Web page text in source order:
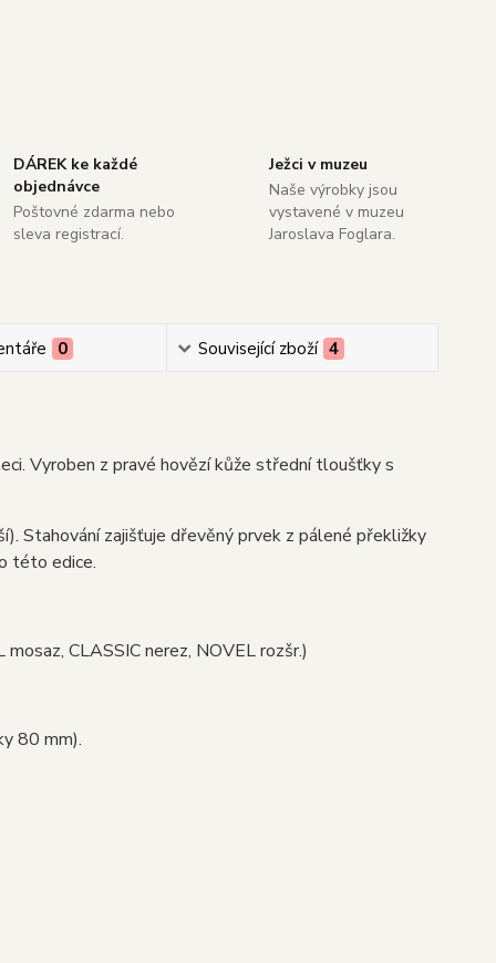
DÁREK ke každé
objednávce
Poštovné zdarma nebo
sleva registrací.
Ježci v muzeu
Naše výrobky jsou
vystavené v muzeu
Jaroslava Foglara.
0 Související zboží 4
Vyroben z pravé hovězí kůže střední tloušťky s
Stahování zajišťuje dřevěný prvek z pálené překližky
této edice.
CLASSIC nerez, NOVEL rozšr.)
80 mm).